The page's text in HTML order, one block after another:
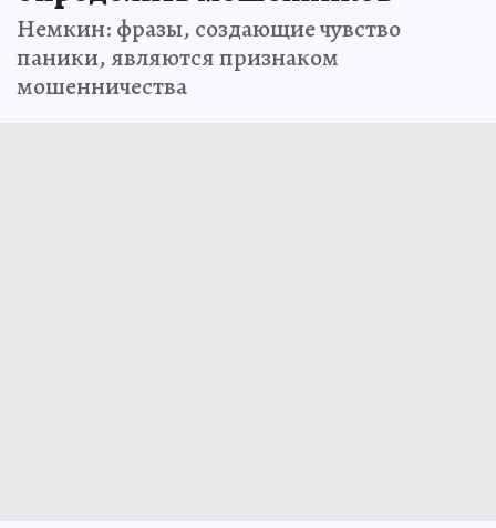
Немкин: фразы, создающие чувство
паники, являются признаком
мошенничества